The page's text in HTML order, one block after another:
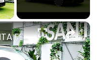
×
HYUNDAI SANTA FE 2024: UM ELEGANTE LANÇAMENTO COM UM DESIGN ROBUSTO INSPIRADO NA LAND ROVER